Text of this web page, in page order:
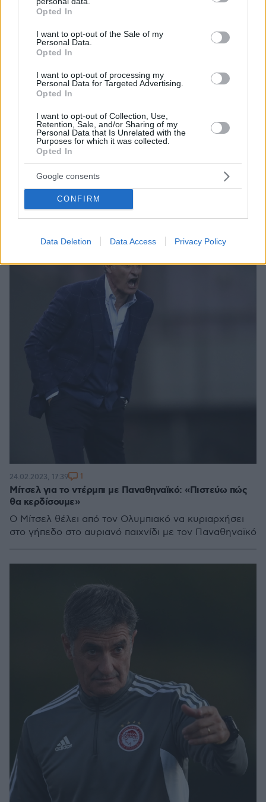
grant or deny consent to Google and its third-party tags to
use your data for below specified purposes in below Google
consent section.
Opted In
I want to opt-out of the Sale of my
Personal Data.
Opted In
I want to opt-out of processing my
Personal Data for Targeted Advertising.
Opted In
I want to opt-out of Collection, Use,
Retention, Sale, and/or Sharing of my
Personal Data that Is Unrelated with the
Purposes for which it was collected.
Opted In
Google consents
CONFIRM
Data Deletion Data Access Privacy Policy
Ανώτερος ο Ολυμπιακός αλλά μοιράστηκαν τους
βαθμούς, 0-0 με τον Παναθηναϊκό - Δείτε βίντεο
Ο Ολυμπιακός είχε δοκάρι (Μπακαμπού),ευκαιρίες με
τον Κανός, σκόραρε στο 89' με τον Βρουσάι αλλά το
γκολ ακυρώθηκε με την χρήση του VAR ως οφσάιντ
Μίτσελ για το ντέρμπι με Παναθηναϊκό: «Πιστεύω πώς
θα κερδίσουμε»
Ο Μίτσελ θέλει από τον Ολυμπιακό να κυριαρχήσει
στο γήπεδο στο αυριανό παιχνίδι με τον Παναθηναϊκό
24.02.2023, 17:39 1